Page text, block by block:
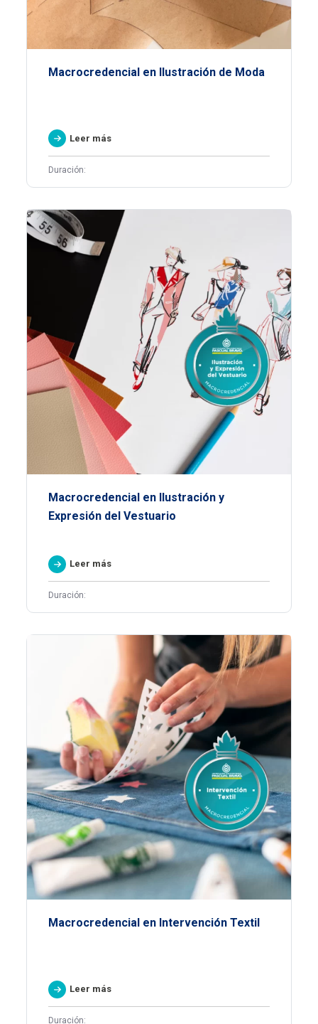
Macrocredencial en Ilustración de Moda
Leer más
Duración:
Macrocredencial en Ilustración y
Expresión del Vestuario
Leer más
Duración:
Macrocredencial en Intervención Textil
Leer más
Duración: